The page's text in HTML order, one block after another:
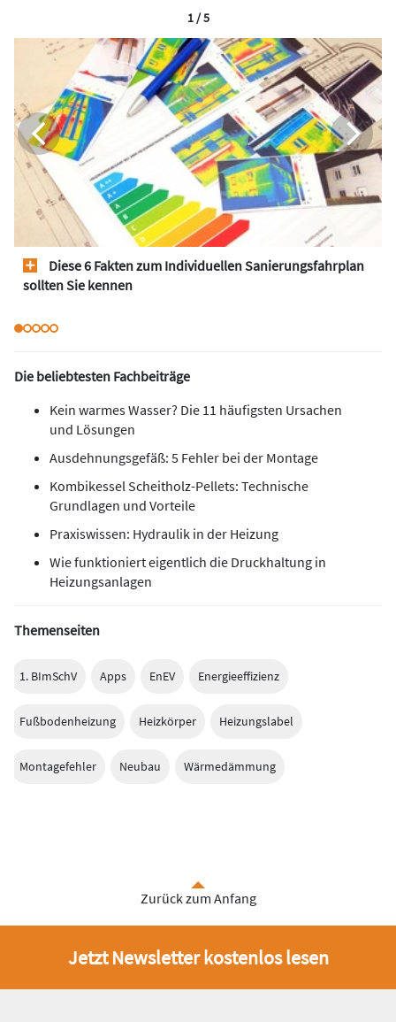
Diese 6 Fakten zum Individuellen Sanierungsfahrplan
sollten Sie kennen
1 / 5
Die beliebtesten Fachbeiträge
Kein warmes Wasser? Die 11 häufigsten Ursachen
und Lösungen
Ausdehnungsgefäß: 5 Fehler bei der Montage
Kombikessel Scheitholz-Pellets: Technische
Grundlagen und Vorteile
Praxiswissen: Hydraulik in der Heizung
Wie funktioniert eigentlich die Druckhaltung in
Heizungsanlagen
Themenseiten
1. BImSchV Apps EnEV Energieeffizienz
Fußbodenheizung Heizkörper Heizungslabel
Montagefehler Neubau Wärmedämmung
Zurück zum Anfang
Jetzt Newsletter kostenlos lesen